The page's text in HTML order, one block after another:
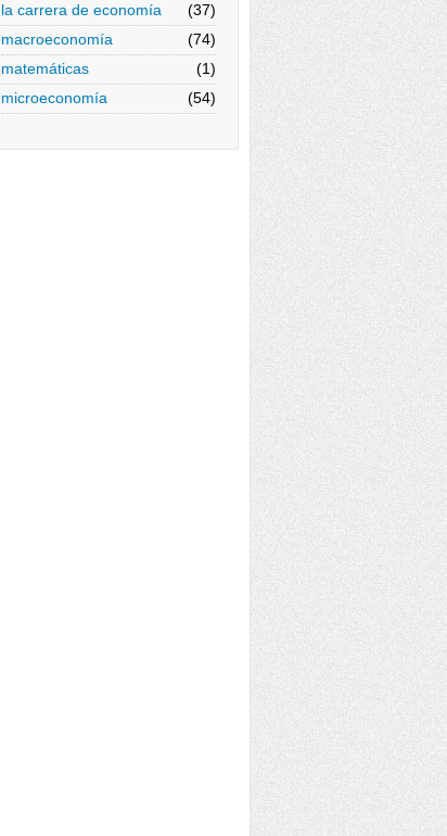
la carrera de economía
(37)
macroeconomía
(74)
matemáticas
(1)
microeconomía
(54)